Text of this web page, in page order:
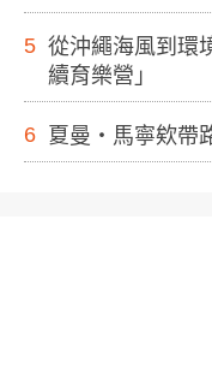
5 從沖繩海風到環
續育樂營」
6 夏曼・馬寧欸帶